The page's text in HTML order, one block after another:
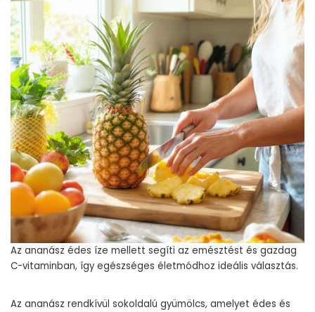
Az ananász édes íze mellett segíti az emésztést és gazdag
C-vitaminban, így egészséges életmódhoz ideális választás.
Az ananász rendkívül sokoldalú gyümölcs, amelyet édes és